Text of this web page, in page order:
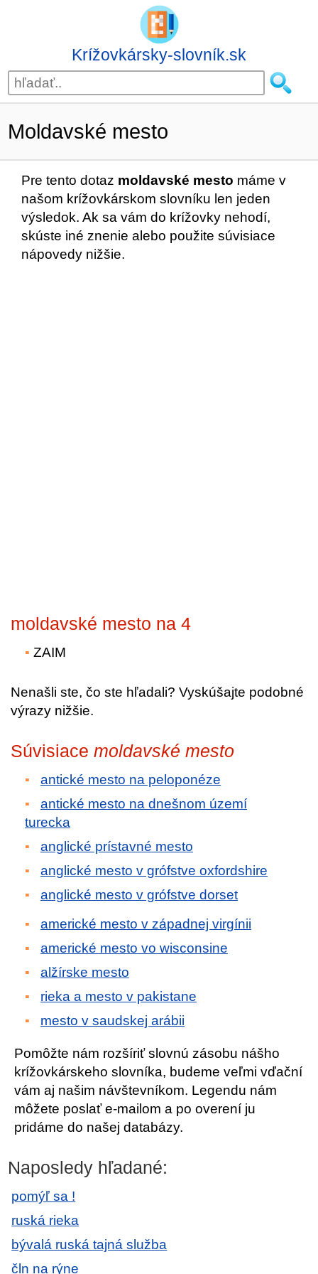
Krížovkársky-slovník.sk
Moldavské mesto
Pre tento dotaz moldavské mesto máme v
našom krížovkárskom slovníku len jeden
výsledok. Ak sa vám do krížovky nehodí,
skúste iné znenie alebo použite súvisiace
nápovedy nižšie.
moldavské mesto na 4
ZAIM
Nenašli ste, čo ste hľadali? Vyskúšajte podobné
výrazy nižšie.
Súvisiace moldavské mesto
antické mesto na peloponéze
antické mesto na dnešnom území
turecka
anglické prístavné mesto
anglické mesto v grófstve oxfordshire
anglické mesto v grófstve dorset
americké mesto v západnej virgínii
americké mesto vo wisconsine
alžírske mesto
rieka a mesto v pakistane
mesto v saudskej arábii
Pomôžte nám rozšíriť slovnú zásobu nášho
krížovkárskeho slovníka, budeme veľmi vďační
vám aj našim návštevníkom. Legendu nám
môžete poslať e-mailom a po overení ju
pridáme do našej databázy.
Naposledy hľadané:
pomýľ sa !
ruská rieka
bývalá ruská tajná služba
čln na rýne